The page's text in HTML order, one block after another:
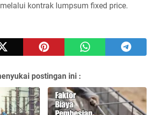
kontrak lumpsum fixed price.
postingan ini :